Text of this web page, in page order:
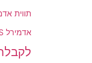
תווית
אדמירל MSDS